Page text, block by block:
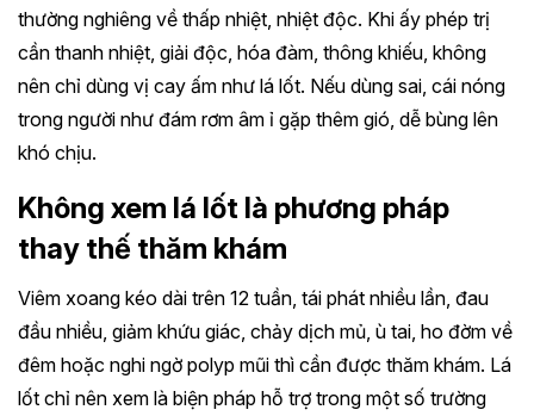
thường nghiêng về thấp nhiệt, nhiệt độc. Khi ấy phép trị
cần thanh nhiệt, giải độc, hóa đàm, thông khiếu, không
nên chỉ dùng vị cay ấm như lá lốt. Nếu dùng sai, cái nóng
trong người như đám rơm âm ỉ gặp thêm gió, dễ bùng lên
khó chịu.
Không xem lá lốt là phương pháp
thay thế thăm khám
Viêm xoang kéo dài trên 12 tuần, tái phát nhiều lần, đau
đầu nhiều, giảm khứu giác, chảy dịch mủ, ù tai, ho đờm về
đêm hoặc nghi ngờ polyp mũi thì cần được thăm khám. Lá
lốt chỉ nên xem là biện pháp hỗ trợ trong một số trường